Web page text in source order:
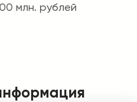
млн. рублей